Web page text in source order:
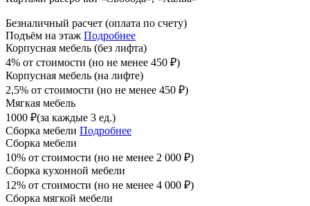
Безналичный расчет (оплата по счету)
Подъём на этаж Подробнее
Корпусная мебель (без лифта)
4% от стоимости (но не менее 450 ₽)
Корпусная мебель (на лифте)
2,5% от стоимости (но не менее 450 ₽)
Мягкая мебель
1000 ₽(за каждые 3 ед.)
Сборка мебели Подробнее
Сборка мебели
10% от стоимости (но не менее 2 000 ₽)
Сборка кухонной мебели
12% от стоимости (но не менее 4 000 ₽)
Сборка мягкой мебели